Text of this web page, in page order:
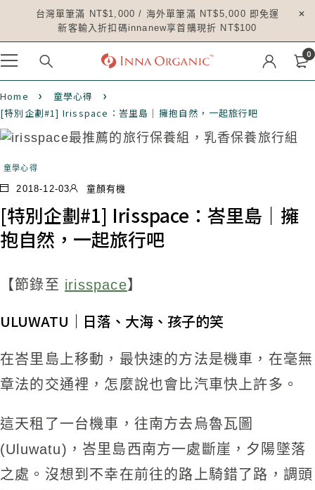
台灣單筆滿 NT$1,000 / 海外單筆滿 NT$5,000 即免運
新客輸入折扣碼innanew享首購現折 NT$100
0
Home
童學心得
[特別企劃#1] Irisspace：峇里島｜擁抱自然，一起旅行吧
童學心得
2018-12-03 童顏有機
[特別企劃#1] Irisspace：峇里島｜擁
抱自然，一起旅行吧
【節錄至 irisspace】
ULUWATU｜日落、大海、孩子的笑
在峇里島上移動，最快速的方法是機車，在毫無
章法的交通裡，怎麼說也會比汽車快上許多。
這天租了一台機車，往南方去烏魯瓦圖
(Uluwatu)，峇里島西南方一處斷崖，夕陽墜落
之處。沒想到不幸在前往的路上騎錯了路，調頭